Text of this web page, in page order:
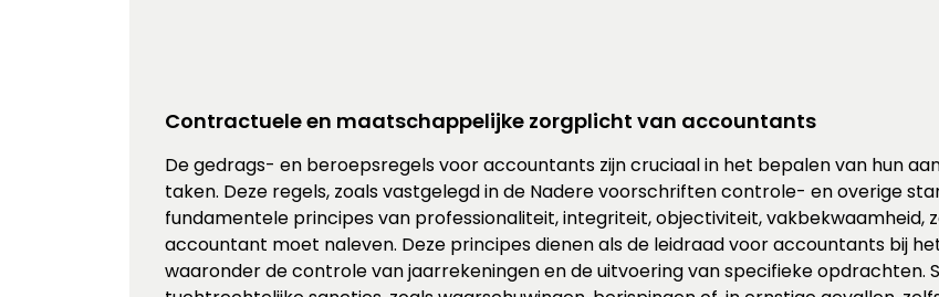
Contractuele en maatschappelijke zorgplicht van accountants
De gedrags- en beroepsregels voor accountants zijn cruciaal in het bepalen van hun
taken. Deze regels, zoals vastgelegd in de Nadere voorschriften controle- en overige
fundamentele principes van professionaliteit, integriteit, objectiviteit, vakbekwaamheid,
accountant moet naleven. Deze principes dienen als de leidraad voor accountants bij
waaronder de controle van jaarrekeningen en de uitvoering van specifieke opdrachten.